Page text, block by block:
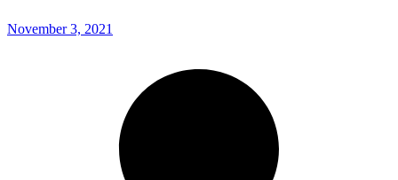
November 3, 2021